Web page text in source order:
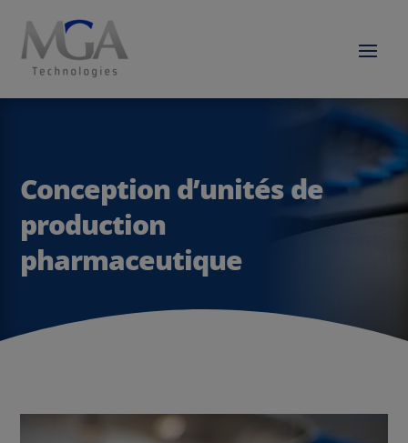
Conception d’unités de
production
pharmaceutique